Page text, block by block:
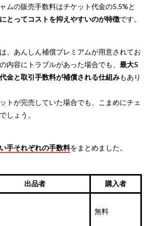
ムの販売手数料はチケット代金の5.5%と
とってコストを抑えやすいのが特徴です。
、あんしん補償プレミアムが用意されてお
内容にトラブルがあった場合でも、 最大5
金と取引手数料が補償される仕組みもあり
トが完売していた場合でも、こまめにチェ
しょう。
手それぞれの手数料をまとめました。
出品者 購入者
無料